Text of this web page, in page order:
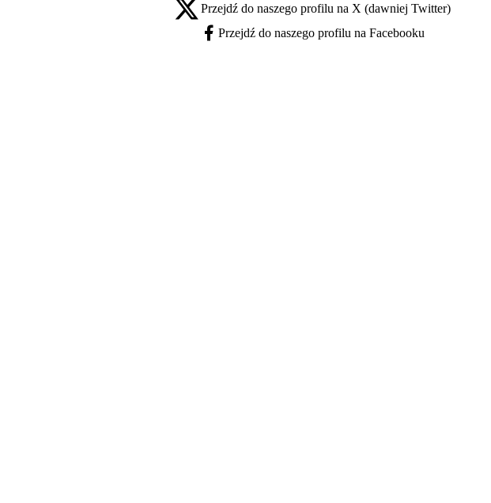
X - otwiera się w nowej karcie
Przejdź do naszego profilu na X (dawniej Twitter)
Facebook - otwiera się w nowej karcie
Przejdź do naszego profilu na Facebooku